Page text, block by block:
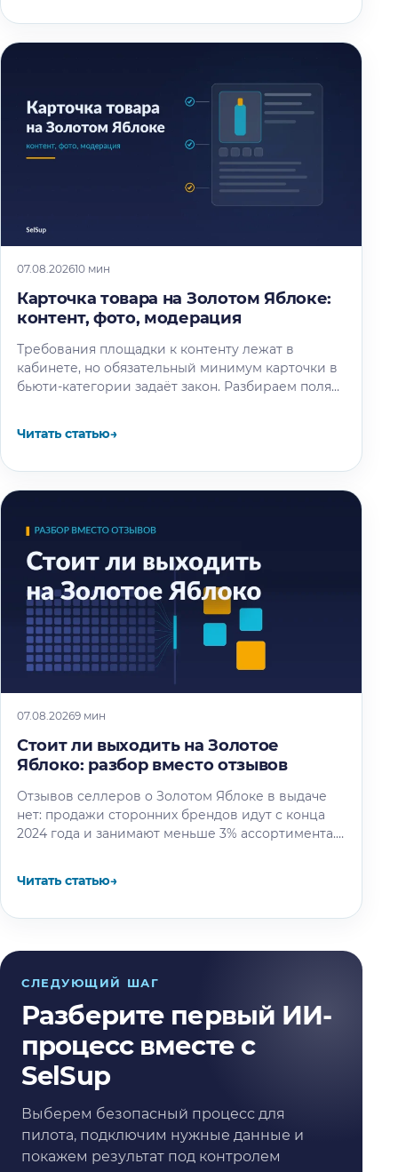
07.08.202610 мин
Карточка товара на Золотом Яблоке:
контент, фото, модерация
Требования площадки к контенту лежат в
кабинете, но обязательный минимум карточки в
бьюти-категории задаёт закон. Разбираем поля
Читать статью→
07.08.20269 мин
Стоит ли выходить на Золотое
Яблоко: разбор вместо отзывов
Отзывов селлеров о Золотом Яблоке в выдаче
нет: продажи сторонних брендов идут с конца
2024 года и занимают меньше 3% ассортимента.
Читать статью→
СЛЕДУЮЩИЙ ШАГ
Разберите первый ИИ-
процесс вместе с
SelSup
Выберем безопасный процесс для
пилота, подключим нужные данные и
покажем результат под контролем